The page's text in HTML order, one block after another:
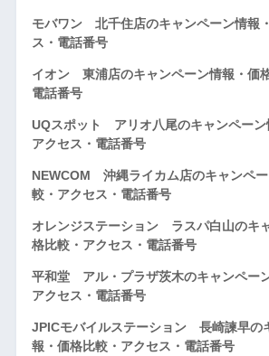
モバワン 北千住店のキャンペーン情報
ス・電話番号
イオン 東浦店のキャンペーン情報・価
電話番号
UQスポット アリオ八尾のキャンペーン
アクセス・電話番号
NEWCOM 沖縄ライカム店のキャンペ
較・アクセス・電話番号
オレンジステーション ラスパ白山のキ
格比較・アクセス・電話番号
平和堂 アル・プラザ茨木のキャンペー
アクセス・電話番号
JPICモバイルステーション 長崎諫早の
報・価格比較・アクセス・電話番号